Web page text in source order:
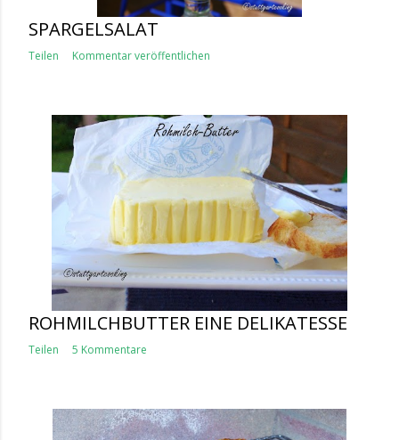
SPARGELSALAT
Teilen Kommentar veröffentlichen
ROHMILCHBUTTER EINE DELIKATESSE
Teilen 5 Kommentare